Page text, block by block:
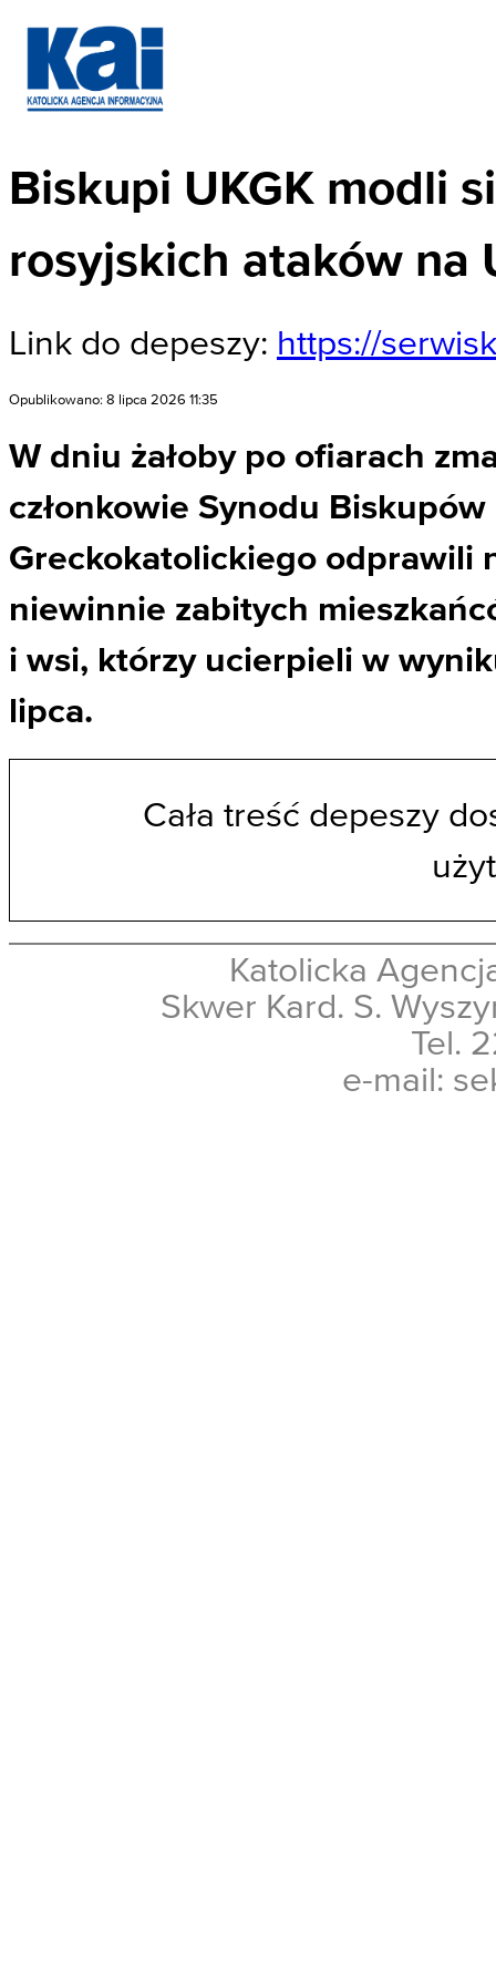
Biskupi UKGK modli
rosyjskich ataków na
Link do depeszy: https://
Opublikowano: 8 lipca 2026 11:35
W dniu żałoby po ofiarach
członkowie Synodu
Greckokatolickiego odprawili
niewinnie zabitych
i wsi, którzy ucierpieli w
lipca.
Cała treść depeszy
Katolicka
Skwer Kard. S.
Tel.
e-mail: